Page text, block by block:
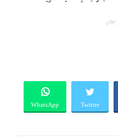
إعلان
Twitter
WhatsApp